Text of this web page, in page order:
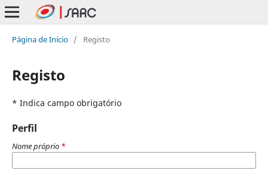
Página de Início / Registo
Registo
* Indica campo obrigatório
Perfil
Nome próprio *